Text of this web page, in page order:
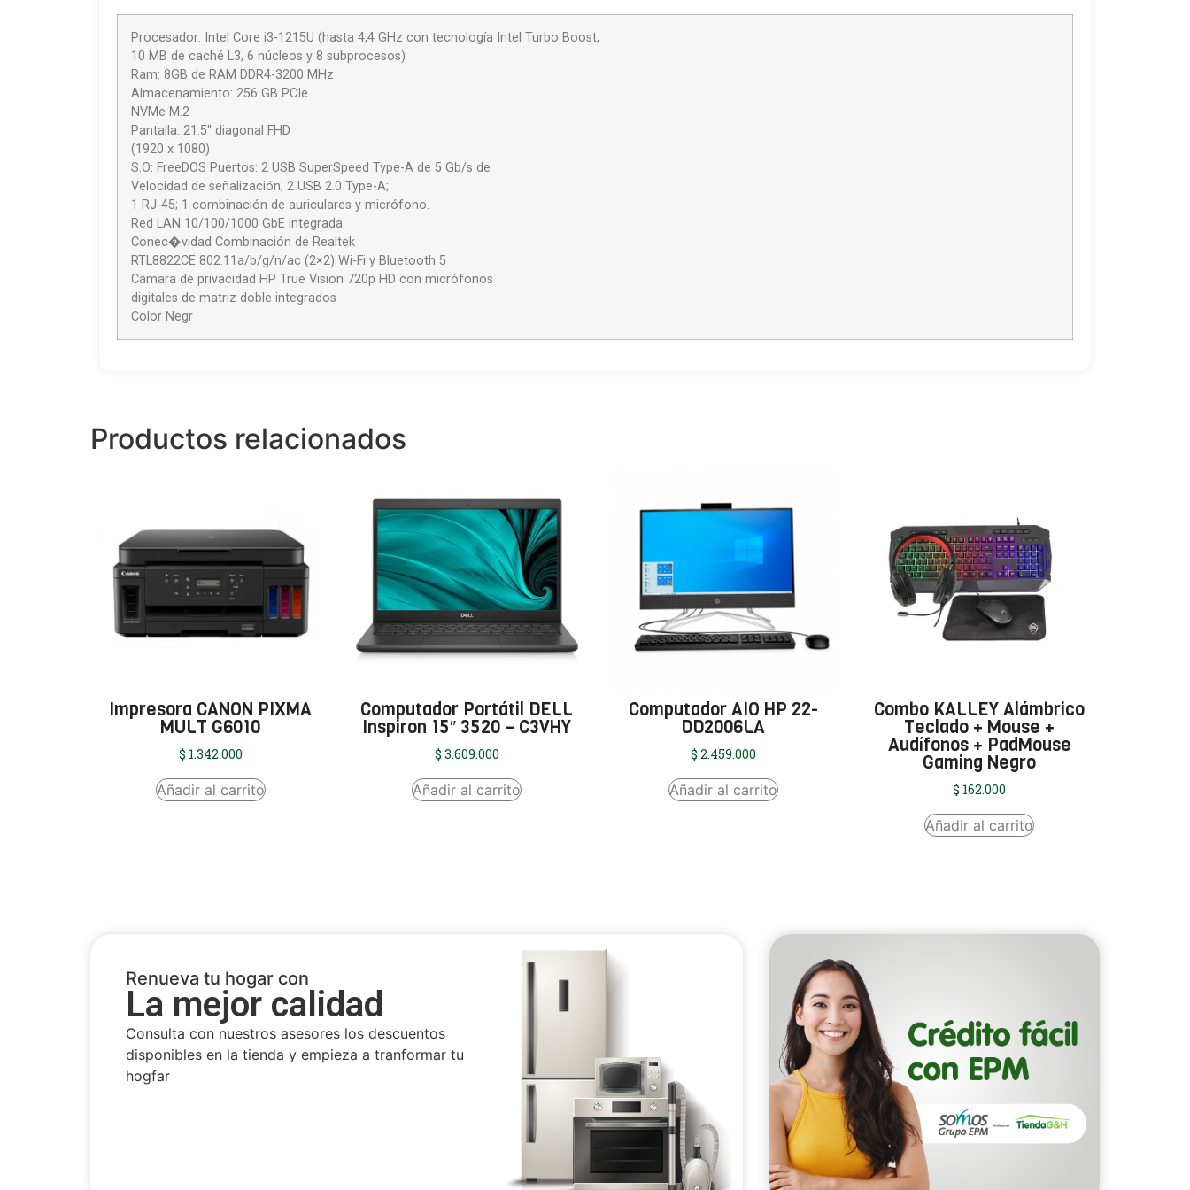
Procesador: Intel Core i3-1215U (hasta 4,4 GHz con tecnología Intel Turbo Boost,
10 MB de caché L3, 6 núcleos y 8 subprocesos)
Ram: 8GB de RAM DDR4-3200 MHz
Almacenamiento: 256 GB PCIe
NVMe M.2
Pantalla: 21.5″ diagonal FHD
(1920 x 1080)
S.O: FreeDOS Puertos: 2 USB SuperSpeed Type-A de 5 Gb/s de
Velocidad de señalización; 2 USB 2.0 Type-A;
1 RJ-45; 1 combinación de auriculares y micrófono.
Red LAN 10/100/1000 GbE integrada
Conec�vidad Combinación de Realtek
RTL8822CE 802.11a/b/g/n/ac (2×2) Wi-Fi y Bluetooth 5
Cámara de privacidad HP True Vision 720p HD con micrófonos
digitales de matriz doble integrados
Color Negr
Productos relacionados
Impresora CANON PIXMA
MULT G6010
$ 1.342.000
Añadir al carrito
Computador Portátil DELL
Inspiron 15″ 3520 – C3VHY
$ 3.609.000
Añadir al carrito
Computador AIO HP 22-
DD2006LA
$ 2.459.000
Añadir al carrito
Combo KALLEY Alámbrico
Teclado + Mouse +
Audífonos + PadMouse
Gaming Negro
$ 162.000
Añadir al carrito
Renueva tu hogar con
La mejor calidad
Consulta con nuestros asesores los descuentos
disponibles en la tienda y empieza a tranformar tu
hogfar